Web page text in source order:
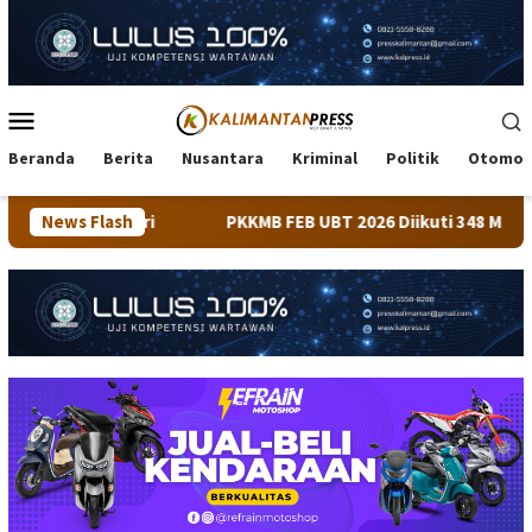
konten
Mobile
Beranda Berita Nusantara Kriminal Politik
News FlashPKKMB FEB UBT 2026 Diikuti 348 Mahasiswa,